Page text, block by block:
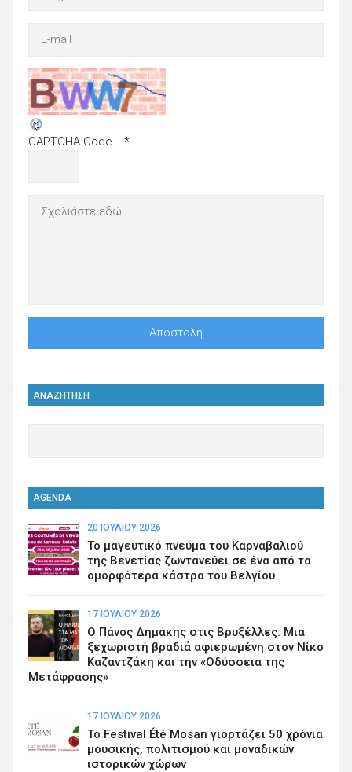
CAPTCHA Code *
ΑΝΑΖΗΤΗΣΗ
AGENDA
20 ΙΟΥΛΊΟΥ 2026
Το μαγευτικό πνεύμα του Καρναβαλιού
της Βενετίας ζωντανεύει σε ένα από τα
ομορφότερα κάστρα του Βελγίου
17 ΙΟΥΛΊΟΥ 2026
Ο Πάνος Δημάκης στις Βρυξέλλες: Μια
ξεχωριστή βραδιά αφιερωμένη στον Νίκο
Καζαντζάκη και την «Οδύσσεια της
Μετάφρασης»
17 ΙΟΥΛΊΟΥ 2026
Το Festival Été Mosan γιορτάζει 50 χρόνια
μουσικής, πολιτισμού και μοναδικών
ιστορικών χώρων